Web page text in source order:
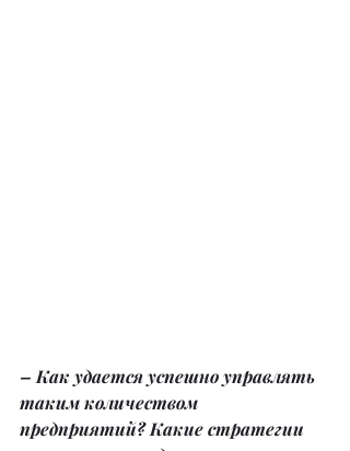
– Как удается успешно управлять
таким количеством
предприятий? Какие стратегии